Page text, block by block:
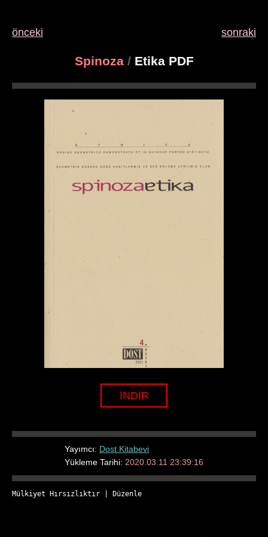
önceki sonraki
Spinoza /Etika PDF
İNDİR
Yayımcı: Dost Kitabevi
Yükleme Tarihi: 2020.03.11 23:39:16
Mülkiyet Hırsızlıktır Düzenle